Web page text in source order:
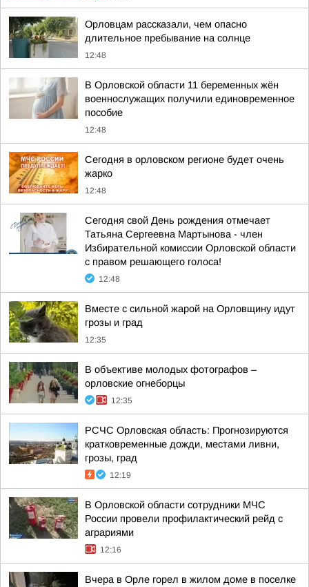
Орловцам рассказали, чем опасно
длительное пребывание на солнце
12:48
В Орловской области 11 беременных жён
военнослужащих получили единовременное
пособие
12:48
Сегодня в орловском регионе будет очень
жарко
12:48
Сегодня свой День рождения отмечает
Татьяна Сергеевна Мартынова - член
Избирательной комиссии Орловской области
с правом решающего голоса!
12:48
Вместе с сильной жарой на Орловщину идут
грозы и град
12:35
В объективе молодых фотографов –
орловские огнеборцы
12:35
РСЧС Орловская область: Прогнозируются
кратковременные дожди, местами ливни,
грозы, град
12:19
В Орловской области сотрудники МЧС
России провели профилактический рейд с
аграриями
12:16
Вчера в Орле горел в жилом доме в поселке